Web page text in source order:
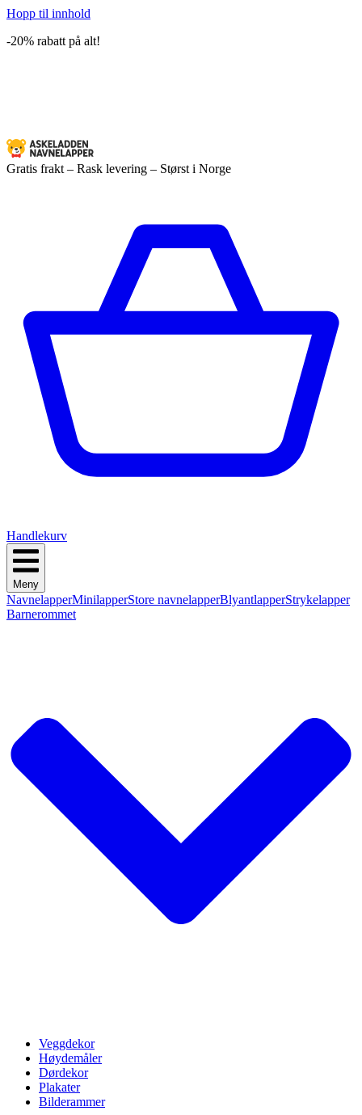
Hopp til innhold
-20% rabatt på alt!
Gratis frakt – Rask levering – Størst i Norge
Handlekurv
Meny
NavnelapperMinilapperStore navnelapperBlyantlapperStrykelapper
Barnerommet
Veggdekor
Høydemåler
Dørdekor
Plakater
Bilderammer